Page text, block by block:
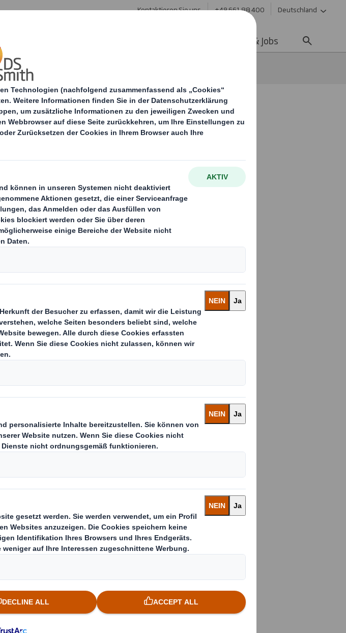
Kontaktieren Sie uns +49 661 88 400 Deutschland
Karriere & Jobs
Weihnachtsspende 2018
- DS Smith
Euro an UNICEF
strahlendes Lächeln auf dem
alle Kinder auf dieser Welt
meisten Ländern dieser
sterben an Hunger und an
ganz einfach behandelt
daher zum fünften Mal in
von Kundengeschenken zu
So tragen die Kunden des
Verzicht auf ein Geschenk
dem Geld eine Chance auf
auf der Agenda“, sagt Philip Bautil,
Central Europe. „Das bezieht sich nicht
wir Tag für Tag aus dem nachhaltigen
Energieeinsparprojekte, die wir in all
auch unsere gesellschaftliche
beweisen. Daher unterstützen
und seit nunmehr fünf Jahren in